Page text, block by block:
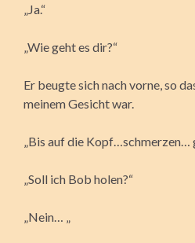
„Ja.“
„Wie geht es dir?“
Er beugte sich nach vorne, so
meinem Gesicht war.
„Bis auf die Kopf…schmerzen…
„Soll ich Bob holen?“
„Nein… „